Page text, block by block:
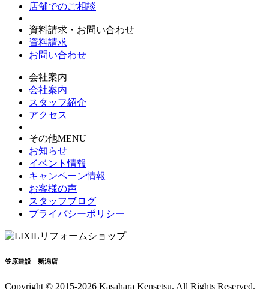
店舗でのご相談
資料請求・お問い合わせ
資料請求
お問い合わせ
会社案内
会社案内
スタッフ紹介
アクセス
その他MENU
お知らせ
イベント情報
キャンペーン情報
お客様の声
スタッフブログ
プライバシーポリシー
笠原建設 新潟店
Copyright © 2015-2026 Kasahara Kensetsu. All Rights Reserved.